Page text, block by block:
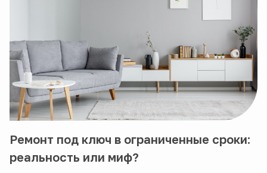
Ремонт под ключ в ограниченные сроки:
реальность или миф?